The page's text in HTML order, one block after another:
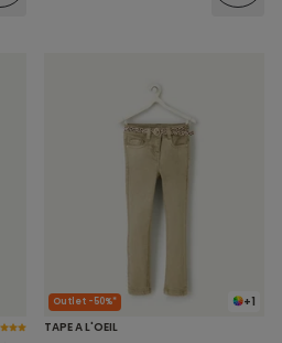
+1
Outlet -50%*
TAPE A L'OEIL